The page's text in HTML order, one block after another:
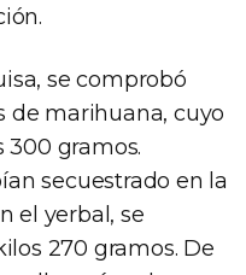
se comprobó
de marihuana, cuyo
300 gramos.
secuestrado en la
el yerbal, se
270 gramos. De